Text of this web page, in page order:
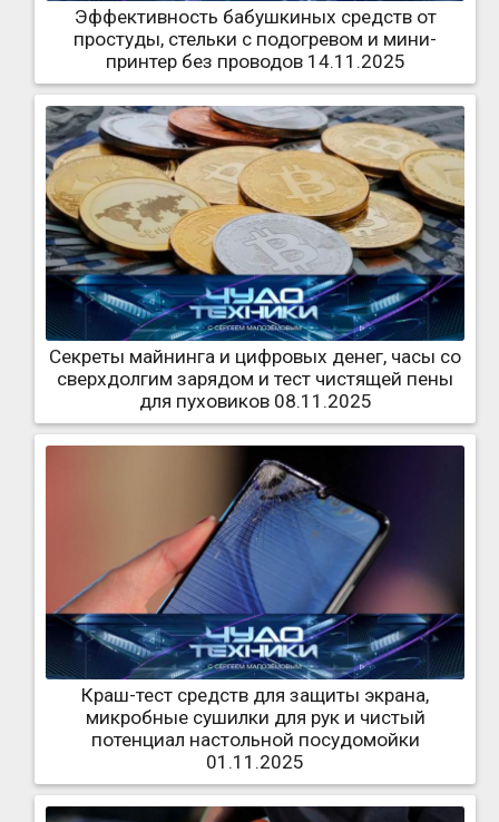
Эффективность бабушкиных средств от
простуды, стельки с подогревом и мини-
принтер без проводов 14.11.2025
Секреты майнинга и цифровых денег, часы со
сверхдолгим зарядом и тест чистящей пены
для пуховиков 08.11.2025
Краш-тест средств для защиты экрана,
микробные сушилки для рук и чистый
потенциал настольной посудомойки
01.11.2025